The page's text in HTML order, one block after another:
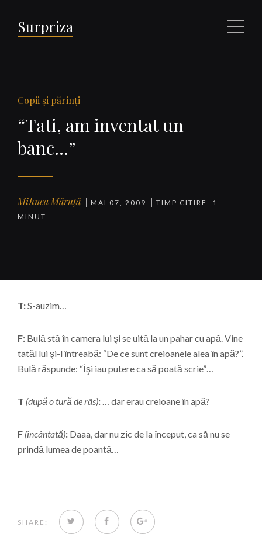
Surpriza Meniu
Copii şi părinţi
“Tati, am inventat un
banc…”
Mihnea Măruță MAI 07, 2009
TIMP CITIRE: 1
MINUT
T:S-auzim…
F: Bulă stă în camera lui şi se uită la un pahar cu apă. Vine
tatăl lui şi-l întreabă: “De ce sunt creioanele alea în apă?”.
Bulă răspunde: “Îşi iau putere ca să poată scrie”…
T (după o tură de râs): … dar erau creioane în apă?
F (încântată): Daaa, dar nu zic de la început, ca să nu se
prindă lumea de poantă…
SHARE: TWITTERFACEBOOKGOOGLE+